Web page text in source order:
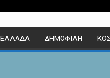
ΕΛΛΆΔΑ ΔΗΜΟΦΙΛΉ